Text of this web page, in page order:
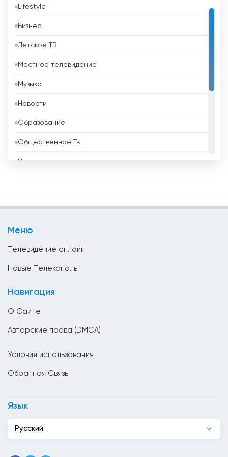
Бангладеш
Барбадос
Бахрейн
Беларусь
Белиз
Бельгия
Бенин
Болгария
Гаити
Гана
Lifestyle
Бизнес
Детское ТВ
Местное телевидение
Музыка
Новости
Образование
Общественное Тв
Политические
Меню
Телевидение онлайн
Новые Телеканалы
Навигация
О Сайте
Авторские права (DMCA)
Условия использования
Обратная Связь
Язык
Русский